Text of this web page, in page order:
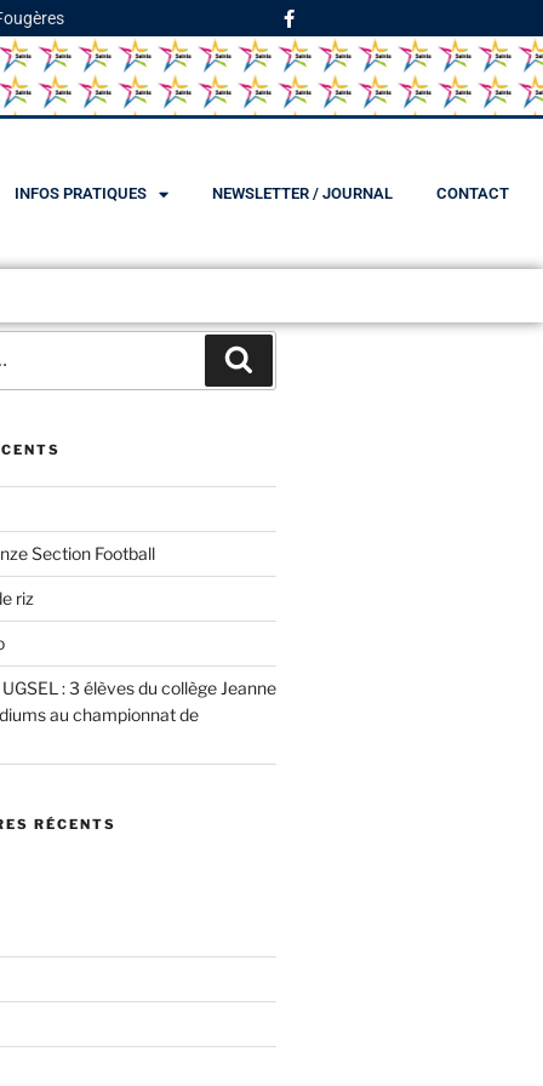
INFOS PRATIQUES NEWSLETTER / JOURNAL CONTACT
Section Football
riz
: 3 élèves du collège Jeanne
au championnat de
RÉCENTS